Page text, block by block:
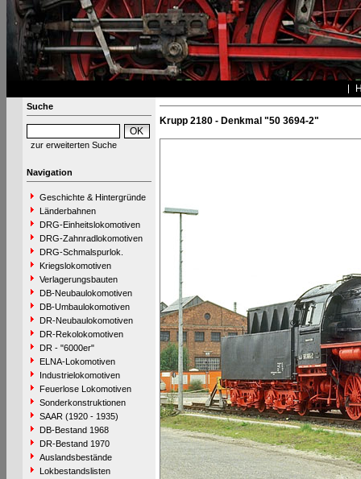
Suche
zur erweiterten Suche
Navigation
Geschichte & Hintergründe
Länderbahnen
DRG-Einheitslokomotiven
DRG-Zahnradlokomotiven
DRG-Schmalspurlok.
Kriegslokomotiven
Verlagerungsbauten
DB-Neubaulokomotiven
DB-Umbaulokomotiven
DR-Neubaulokomotiven
DR-Rekolokomotiven
DR - "6000er"
ELNA-Lokomotiven
Industrielokomotiven
Feuerlose Lokomotiven
Sonderkonstruktionen
SAAR (1920 - 1935)
DB-Bestand 1968
DR-Bestand 1970
Auslandsbestände
Lokbestandslisten
Krupp 2180 - Denkmal "50 3694-2"